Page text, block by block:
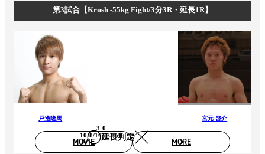
第3試合【Krush -55kg Fight/3分3R・延長1R】
戸邊隆馬
延長判定
3-0
10:8/10:8/10:8
宮元 啓介
MOVIE MORE